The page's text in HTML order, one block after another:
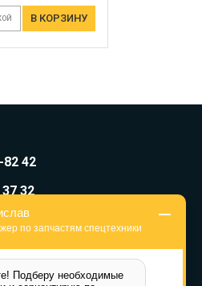
В КОРЗИНУ
82 42
32
по запчастям спецтехники
Подберу необходимые